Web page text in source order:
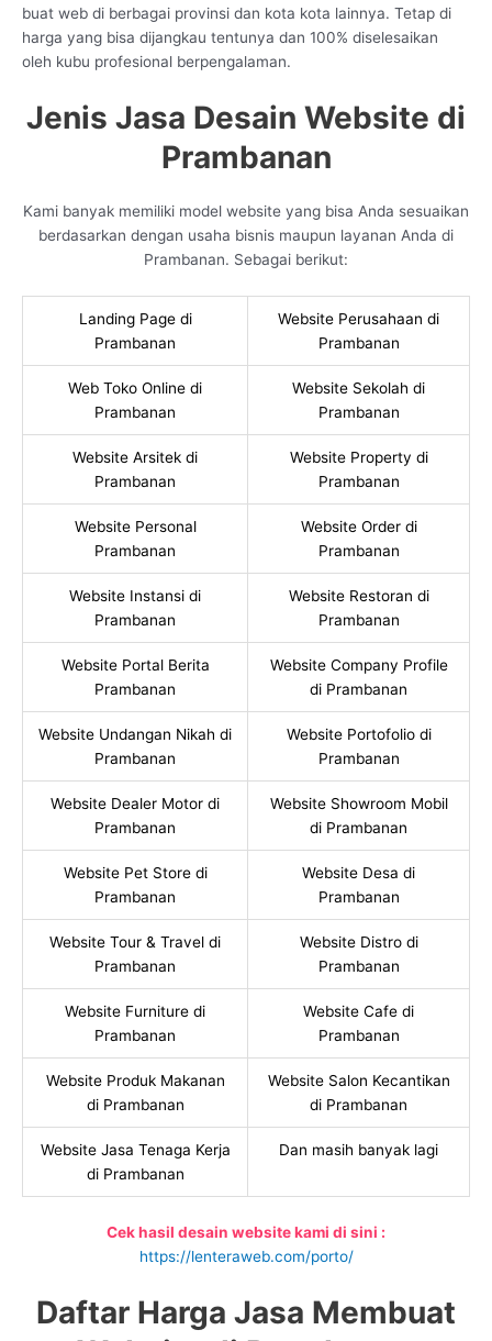
buat web di berbagai provinsi dan kota kota lainnya. Tetap di
harga yang bisa dijangkau tentunya dan 100% diselesaikan
oleh kubu profesional berpengalaman.
Jenis Jasa Desain Website di
Prambanan
Kami banyak memiliki model website yang bisa Anda sesuaikan
berdasarkan dengan usaha bisnis maupun layanan Anda di
Prambanan. Sebagai berikut:
Landing Page di
Prambanan
Website Perusahaan di
Prambanan
Web Toko Online di
Prambanan
Website Sekolah di
Prambanan
Website Arsitek di
Prambanan
Website Property di
Prambanan
Website Personal
Prambanan
Website Order di
Prambanan
Website Instansi di
Prambanan
Website Restoran di
Prambanan
Website Portal Berita
Prambanan
Website Company Profile
di Prambanan
Website Undangan Nikah di
Prambanan
Website Portofolio di
Prambanan
Website Dealer Motor di
Prambanan
Website Showroom Mobil
di Prambanan
Website Pet Store di
Prambanan
Website Desa di
Prambanan
Website Tour & Travel di
Prambanan
Website Distro di
Prambanan
Website Furniture di
Prambanan
Website Cafe di
Prambanan
Website Produk Makanan
di Prambanan
Website Salon Kecantikan
di Prambanan
Website Jasa Tenaga Kerja
di Prambanan
Dan masih banyak lagi
Cek hasil desain website kami di sini :
https://lenteraweb.com/porto/
Daftar Harga Jasa Membuat